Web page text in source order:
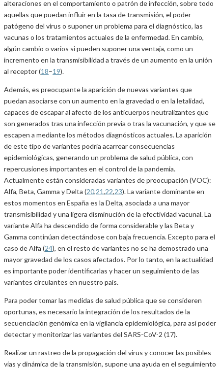
alteraciones en el comportamiento o patrón de infección, sobre todo
aquellas que puedan influir en la tasa de transmisión, el poder
patógeno del virus o suponer un problema para el diagnóstico, las
vacunas o los tratamientos actuales de la enfermedad. En cambio,
algún cambio o varios si pueden suponer una ventaja, como un
incremento en la transmisibilidad a través de un aumento en la unión
al receptor (18–19).
Además, es preocupante la aparición de nuevas variantes que
puedan asociarse con un aumento en la gravedad o en la letalidad,
capaces de escapar al afecto de los anticuerpos neutralizantes que
son generados tras una infección previa o tras la vacunación, y que se
escapen a mediante los métodos diagnósticos actuales. La aparición
de este tipo de variantes podría acarrear consecuencias
epidemiológicas, generando un problema de salud pública, con
repercusiones importantes en el control de la pandemia.
Actualmente están consideradas variantes de preocupación (VOC):
Alfa, Beta, Gamma y Delta (20,21,22,23). La variante dominante en
estos momentos en España es la Delta, asociada a una mayor
transmisibilidad y una ligera disminución de la efectividad vacunal. La
variante Alfa ha descendido de forma considerable y las Beta y
Gamma continúan detectándose con baja frecuencia. Excepto para el
caso de Alfa (24), en el resto de variantes no se ha demostrado una
mayor gravedad de los casos afectados. Por lo tanto, en la actualidad
es importante poder identificarlas y hacer un seguimiento de las
variantes circulantes en nuestro país.
Para poder tomar las medidas de salud pública que se consideren
oportunas, es necesario la integración de los resultados de la
secuenciación genómica en la vigilancia epidemiológica, para así poder
detectar y monitorizar las variantes del SARS-CoV-2 (17).
Realizar un rastreo de la propagación del virus y conocer las posibles
vías y dinámica de la transmisión, supone una ayuda en el seguimiento